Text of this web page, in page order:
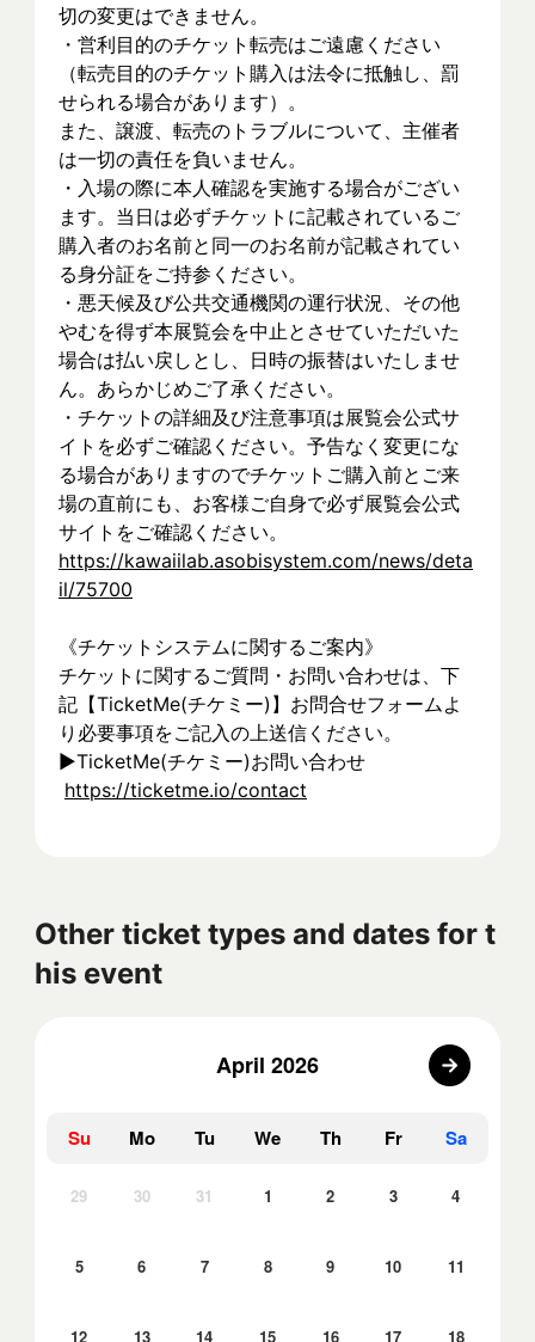
切の変更はできません。
・営利目的のチケット転売はご遠慮ください
（転売目的のチケット購入は法令に抵触し、罰
せられる場合があります）。
また、譲渡、転売のトラブルについて、主催者
は一切の責任を負いません。
・入場の際に本人確認を実施する場合がござい
ます。当日は必ずチケットに記載されているご
購入者のお名前と同一のお名前が記載されてい
る身分証をご持参ください。
・悪天候及び公共交通機関の運行状況、その他
やむを得ず本展覧会を中止とさせていただいた
場合は払い戻しとし、日時の振替はいたしませ
ん。あらかじめご了承ください。
・チケットの詳細及び注意事項は展覧会公式サ
イトを必ずご確認ください。予告なく変更にな
る場合がありますのでチケットご購入前とご来
場の直前にも、お客様ご自身で必ず展覧会公式
サイトをご確認ください。
https://kawaiilab.asobisystem.com/news/deta
il/75700
《チケットシステムに関するご案内》
チケットに関するご質問・お問い合わせは、下
記【TicketMe(チケミー)】お問合せフォームよ
り必要事項をご記入の上送信ください。
▶︎TicketMe(チケミー)お問い合わせ
https://ticketme.io/contact
Other ticket types and dates for t
his event
April 2026
Su Mo Tu We Th Fr Sa
29 30 31 1 2 3 4
5 6 7 8 9 10 11
12 13 14 15 16 17 18